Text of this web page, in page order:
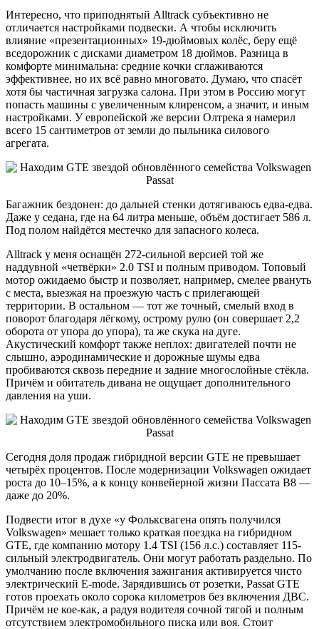
Интересно, что приподнятый Alltrack субъективно не
отличается настройками подвески. А чтобы исключить
влияние «презентационных» 19-дюймовых колёс, беру ещё
вседорожник c дисками диаметром 18 дюймов. Разница в
комфорте минимальна: средние кочки сглаживаются
эффективнее, но их всё равно многовато. Думаю, что спасёт
хотя бы частичная загрузка салона. При этом в Россию могут
попасть машины с увеличенным клиренсом, а значит, и иным
настройками. У европейской же версии Олтрека я намерил
всего 15 сантиметров от земли до пыльника силового
агрегата.
Багажник бездонен: до дальней стенки дотягиваюсь едва-едва.
Даже у седана, где на 64 литра меньше, объём достигает 586 л.
Под полом найдётся местечко для запасного колеса.
Alltrack у меня оснащён 272-сильной версией той же
наддувной «четвёрки» 2.0 TSI и полным приводом. Топовый
мотор ожидаемо быстр и позволяет, например, смелее рвануть
с места, выезжая на проезжую часть с прилегающей
территории. В остальном — тот же точный, смелый вход в
поворот благодаря лёгкому, острому рулю (он совершает 2,2
оборота от упора до упора), та же скука на дуге.
Акустический комфорт также неплох: двигателей почти не
слышно, аэродинамические и дорожные шумы едва
пробиваются сквозь передние и задние многослойные стёкла.
Причём и обитатель дивана не ощущает дополнительного
давления на уши.
Сегодня доля продаж гибридной версии GTE не превышает
четырёх процентов. После модернизации Volkswagen ожидает
роста до 10–15%, а к концу конвейерной жизни Пассата В8 ―
даже до 20%.
Подвести итог в духе «у Фольксвагена опять получился
Volkswagen» мешает только краткая поездка на гибридном
GTE, где компанию мотору 1.4 TSI (156 л.с.) составляет 115-
сильный электродвигатель. Они могут работать раздельно. По
умолчанию после включения зажигания активируется чисто
электрический E-mode. Зарядившись от розетки, Passat GTE
готов проехать около сорока километров без включения ДВС.
Причём не кое-как, а радуя водителя сочной тягой и полным
отсутствием электромобильного писка или воя. Стоит